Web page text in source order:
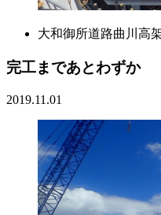
大和御所道路曲川高
完工まであとわずか
2019.11.01